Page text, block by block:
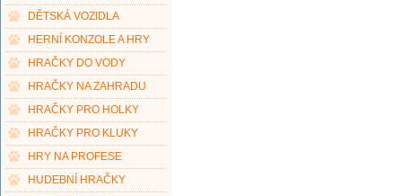
DĚTSKÁ VOZIDLA
HERNÍ KONZOLE A HRY
HRAČKY DO VODY
HRAČKY NA ZAHRADU
HRAČKY PRO HOLKY
HRAČKY PRO KLUKY
HRY NA PROFESE
HUDEBNÍ HRAČKY